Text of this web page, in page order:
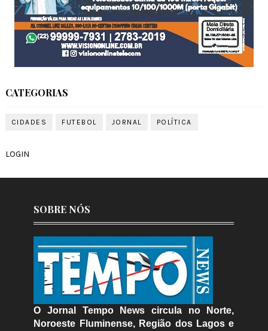
CATEGORIAS
CIDADES FUTEBOL JORNAL POLÍTICA
LOGIN
SOBRE NÓS
O Jornal Tempo News circula no Norte,
Noroeste Fluminense, Região dos Lagos e